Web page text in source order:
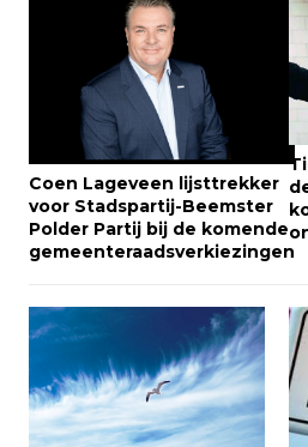
Coen Lageveen lijsttrekker
voor Stadspartij-Beemster
Polder Partij bij de komende
gemeenteraadsverkiezingen